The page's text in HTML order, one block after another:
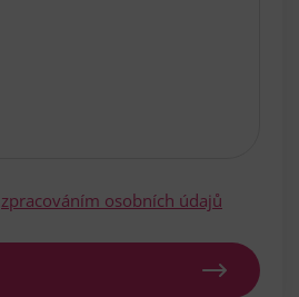
zpracováním osobních údajů